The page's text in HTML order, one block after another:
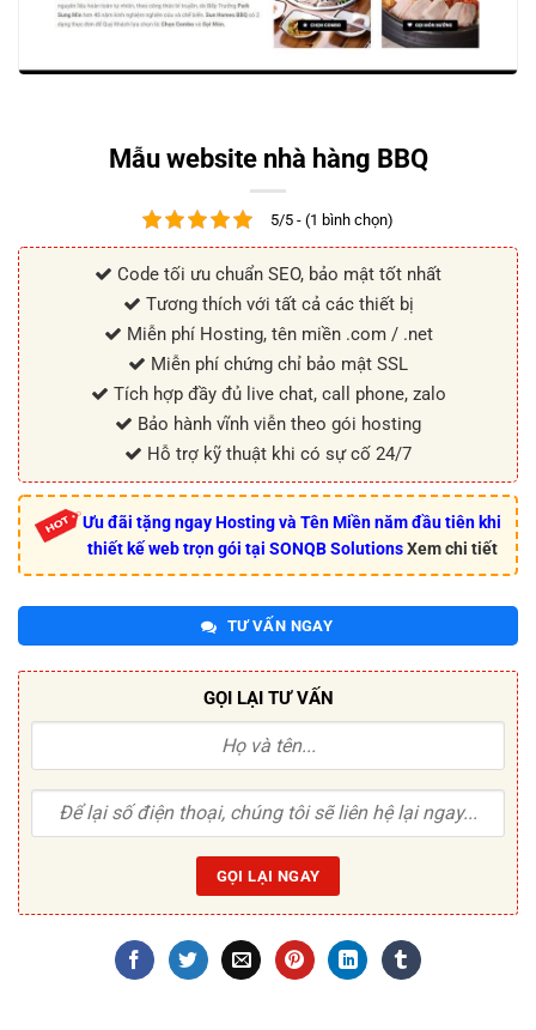
Mẫu website nhà hàng BBQ
5/5 - (1 bình chọn)
Code tối ưu chuẩn SEO, bảo mật tốt nhất
Tương thích với tất cả các thiết bị
Miễn phí Hosting, tên miền .com / .net
Miễn phí chứng chỉ bảo mật SSL
Tích hợp đầy đủ live chat, call phone, zalo
Bảo hành vĩnh viễn theo gói hosting
Hỗ trợ kỹ thuật khi có sự cố 24/7
Ưu đãi tặng ngay Hosting và Tên Miền năm đầu tiên khi
thiết kế web trọn gói tại SONQB SolutionsXem chi tiết
TƯ VẤN NGAY
GỌI LẠI TƯ VẤN